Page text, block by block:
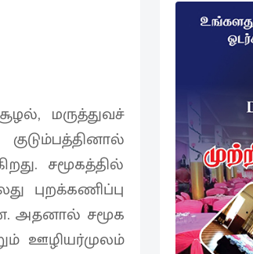
மருத்துவச்
சமூகத்தில்
புறக்கணிப்பு
அதனால் சமூக
ஊழியர்முலம்